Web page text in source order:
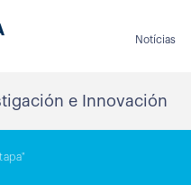
Notícias
e Innovación